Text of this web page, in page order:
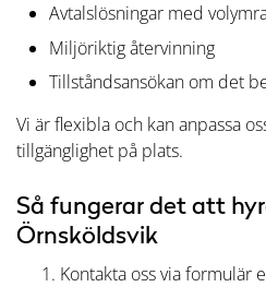
Avtalslösningar med
Miljöriktig återvinning
Tillståndsansökan om det
Vi är flexibla och kan anpassa
tillgänglighet på plats.
Så fungerar det att
Örnsköldsvik
Kontakta oss via formulär